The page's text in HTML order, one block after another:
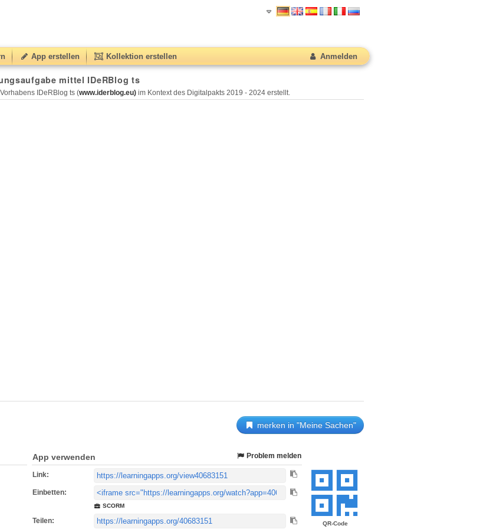
App erstellen Kollektion erstellen Anmelden
mittel IDeRBlog ts
IDeRBlog ts (www.iderblog.eu) im Kontext des Digitalpakts 2019 - 2024 erstellt.
merken in "Meine Sachen"
QR-Code
App verwenden Problem melden
Link:
Einbetten:
SCORM
Teilen: